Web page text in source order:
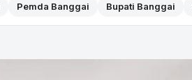
Pemda Banggai Bupati Banggai